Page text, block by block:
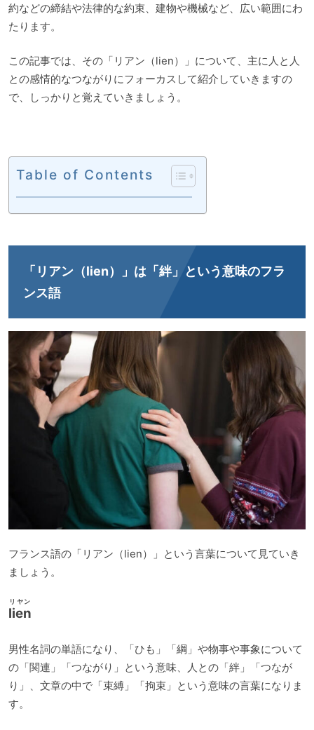
約などの締結や法律的な約束、建物や機械など、広い範囲にわ
たります。
この記事では、その「リアン（lien）」について、主に人と人
との感情的なつながりにフォーカスして紹介していきますの
で、しっかりと覚えていきましょう。
Table of Contents
「リアン（lien）」は「絆」という意味のフラ
ンス語
フランス語の「リアン（lien）」という言葉について見ていき
ましょう。
lien
リヤン
男性名詞の単語になり、「ひも」「綱」や物事や事象について
の「関連」「つながり」という意味、人との「絆」「つなが
り」、文章の中で「束縛」「拘束」という意味の言葉になりま
す。